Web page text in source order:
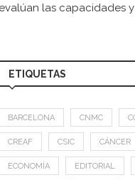
las capacidades
ETIQUETAS
BARCELONA CNMC
CREAF CSIC CÁNCER
ECONOMÍA EDITORIAL